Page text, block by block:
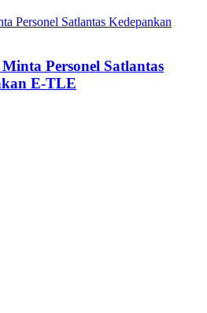
Personel Satlantas
E-TLE